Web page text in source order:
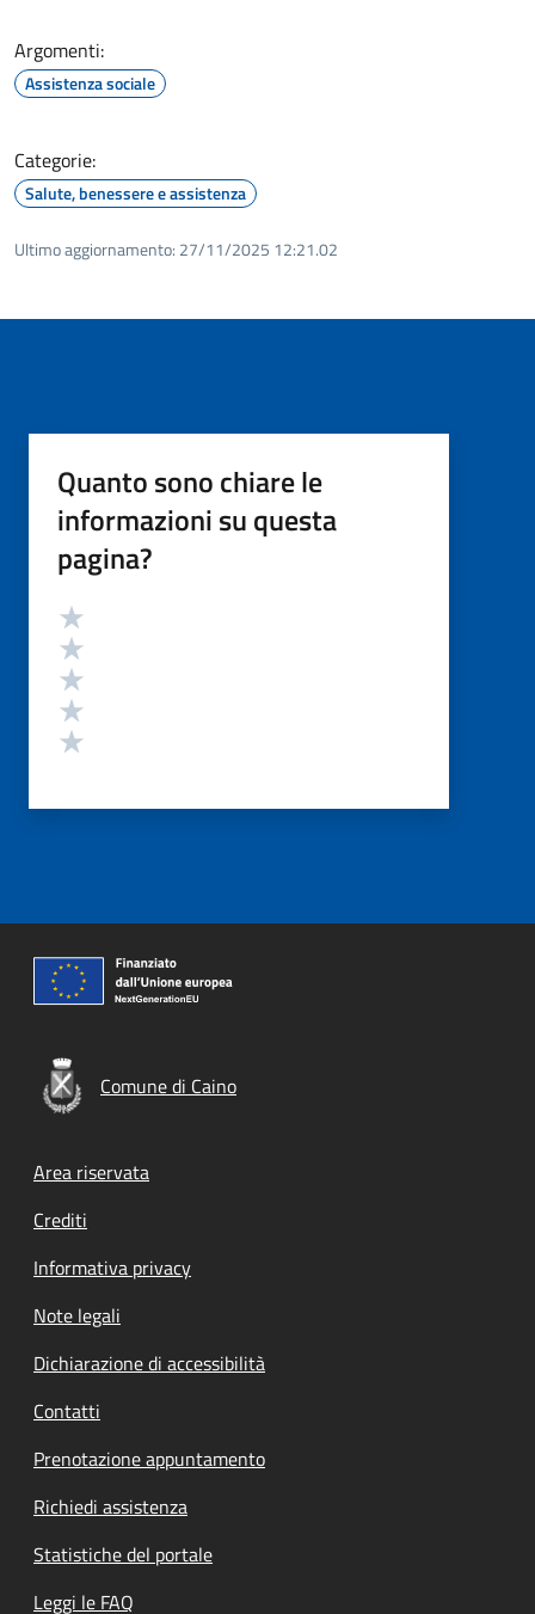
Argomenti:
Assistenza sociale
Categorie:
Salute, benessere e assistenza
Ultimo aggiornamento: 27/11/2025 12:21.02
Quanto sono chiare le
informazioni su questa
pagina?
Valutazione
Comune di Caino
Footer menu
Area riservata
Crediti
Informativa privacy
Note legali
Dichiarazione di accessibilità
Contatti
Prenotazione appuntamento
Richiedi assistenza
Statistiche del portale
Leggi le FAQ